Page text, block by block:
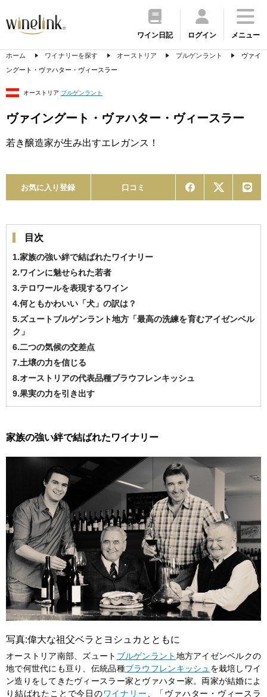
ワイン日記 ログイン メニュー
ホーム ワイナリーを探す オーストリア ブルゲンラント
ヴァイ
ングート・ヴァハター・ヴィースラー
オーストリア ブルゲンラント
ヴァイングート・ヴァハター・ヴィースラー
若き醸造家が生み出すエレガンス！
お気に入り登録 口コミ
目次
1.家族の強い絆で結ばれたワイナリー
2.ワインに魅せられた若者
3.テロワールを表現するワイン
4.何ともかわいい「犬」の訳は？
5.ズュートブルゲンラント地方「最高の洗練を育むアイゼンベル
ク」
6.二つの気候の交差点
7.土壌の力を信じる
8.オーストリアの代表品種ブラウフレンキッシュ
9.果実の力を引き出す
家族の強い絆で結ばれたワイナリー
写真:偉大な祖父ベラとヨシュカとともに
オーストリア南部、ズュート ブルゲンラント 地方アイゼンベルクの
地で何世代にも亘り、伝統品種ブラウフレンキッシュ を栽培しワイ
ン造りをしてきたヴィースラー家とヴァハター家。両家が結婚によ
り結ばれたことで今日のワイナリー 、「ヴァハター・ヴィースラ